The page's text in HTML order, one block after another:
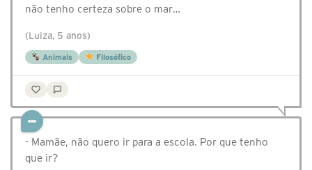
não tenho certeza sobre o mar…
(Luiza, 5 anos)
Animais Filosófico
- Mamãe, não quero ir para a escola. Por que tenho
que ir?